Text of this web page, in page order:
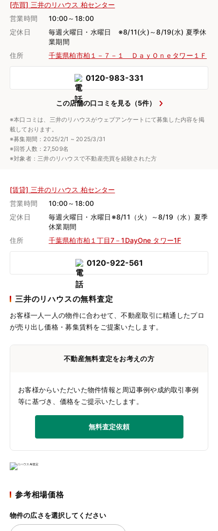
[売買] 三井のリハウス 柏センター
営業時間
10:00～18:00
定休日
毎週火曜日・水曜日 ※8/11(火)～8/19(水) 夏季休
業期間
住所
千葉県柏市柏１－７－１ ＤａｙＯｎｅタワー１Ｆ
0120-983-331
この店舗の口コミを見る（5件）
※本口コミは、三井のリハウスがウェブアンケートにて募集した内容を掲
載しております。
※募集期間：2025/2/1 ~ 2025/3/31
※回答人数：27,509名
※対象者：三井のリハウスで不動産売買を経験された方
[賃貸] 三井のリハウス 柏センター
営業時間
10:00～18:00
定休日
毎週火曜日・水曜日※8/11（火）～8/19（水）夏季
休業期間
住所
千葉県柏市柏１丁目7－1DayOne タワー1F
0120-922-561
三井のリハウスの無料査定
お客様一人一人の物件に合わせて、不動産取引に精通したプロ
が売り出し価格・募集賃料をご提案いたします。
不動産無料査定をお考えの方
お客様からいただいた物件情報と周辺事例や成約取引事例
等に基づき、価格をご提示いたします。
無料査定依頼
参考相場価格
物件の広さを選択してください